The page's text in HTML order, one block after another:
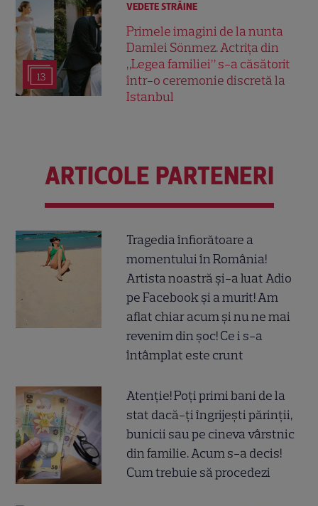
13
VEDETE STRĂINE
Primele imagini de la nunta
Damlei Sönmez. Actrița din
„Legea familiei” s-a căsătorit
într-o ceremonie discretă la
Istanbul
ARTICOLE PARTENERI
Tragedia înfiorătoare a
momentului în România!
Artista noastră și-a luat Adio
pe Facebook și a murit! Am
aflat chiar acum și nu ne mai
revenim din șoc! Ce i s-a
întâmplat este crunt
Atenție! Poți primi bani de la
stat dacă-ți îngrijești părinții,
bunicii sau pe cineva vârstnic
din familie. Acum s-a decis!
Cum trebuie să procedezi